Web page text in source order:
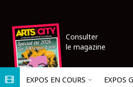
Consulter
le magazine
EXPOS EN COURS EXPOS